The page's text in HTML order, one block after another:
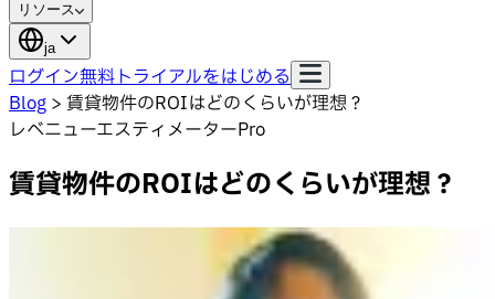
リソース
ja
ログイン無料トライアルをはじめる
Blog > 賃貸物件のROIはどのくらいが理想？
レベニューエスティメーターPro
賃貸物件のROIはどのくらいが理想？